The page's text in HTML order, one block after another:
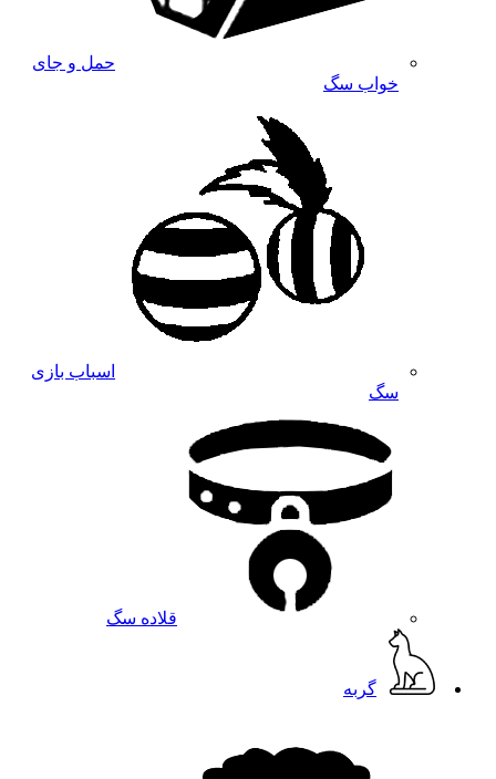
حمل و جای
خواب سگ
اسباب بازی
سگ
قلاده سگ
گربه